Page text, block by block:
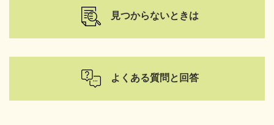
見つからないときは
よくある質問と回答